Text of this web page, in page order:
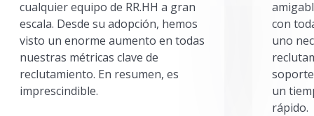
cualquier equipo de RR.HH a gran
escala. Desde su adopción, hemos
visto un enorme aumento en todas
nuestras métricas clave de
reclutamiento. En resumen, es
imprescindible.
con
uno
un
rápido.